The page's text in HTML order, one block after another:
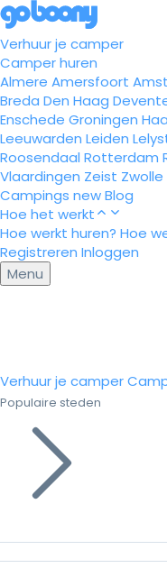
Verhuur je camper
Camper huren
Almere Amersfoort
Breda Den Haag
Enschede Groningen
Leeuwarden Leiden
Roosendaal Rotterdam
Vlaardingen Zeist Zwolle
Campings newBlog
Hoe het werkt
Hoe werkt huren? Hoe
Registreren Inloggen
Menu
Verhuur je camper
Populaire steden